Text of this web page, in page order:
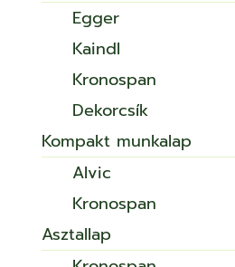
Egger
Kaindl
Kronospan
Dekorcsík
Kompakt munkalap
Alvic
Kronospan
Asztallap